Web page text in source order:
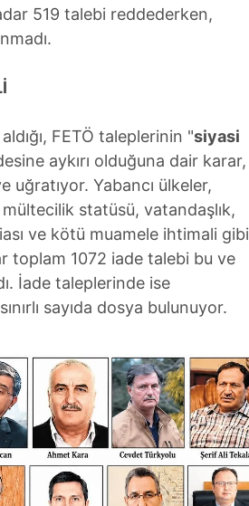
519 talebi reddederken,
FETÖ taleplerinin "siyasi
aykırı olduğuna dair karar,
uğratıyor. Yabancı ülkeler,
statüsü, vatandaşlık,
ve kötü muamele ihtimali gibi
toplam 1072 iade talebi bu ve
İade taleplerinde ise
sayıda dosya bulunuyor.